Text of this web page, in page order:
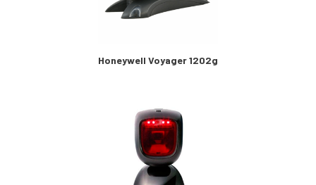
Honeywell Voyager 1202g